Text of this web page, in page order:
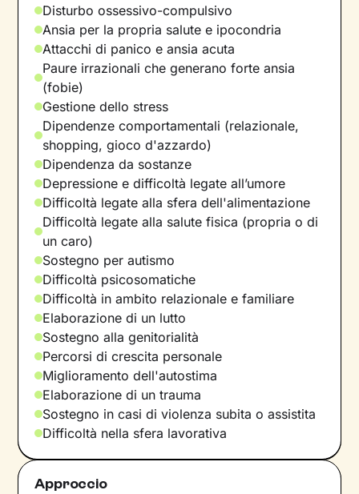
Disturbo ossessivo-compulsivo
Ansia per la propria salute e ipocondria
Attacchi di panico e ansia acuta
Paure irrazionali che generano forte ansia
(fobie)
Gestione dello stress
Dipendenze comportamentali (relazionale,
shopping, gioco d'azzardo)
Dipendenza da sostanze
Depressione e difficoltà legate all’umore
Difficoltà legate alla sfera dell'alimentazione
Difficoltà legate alla salute fisica (propria o di
un caro)
Sostegno per autismo
Difficoltà psicosomatiche
Difficoltà in ambito relazionale e familiare
Elaborazione di un lutto
Sostegno alla genitorialità
Percorsi di crescita personale
Miglioramento dell'autostima
Elaborazione di un trauma
Sostegno in casi di violenza subita o assistita
Difficoltà nella sfera lavorativa
Approccio